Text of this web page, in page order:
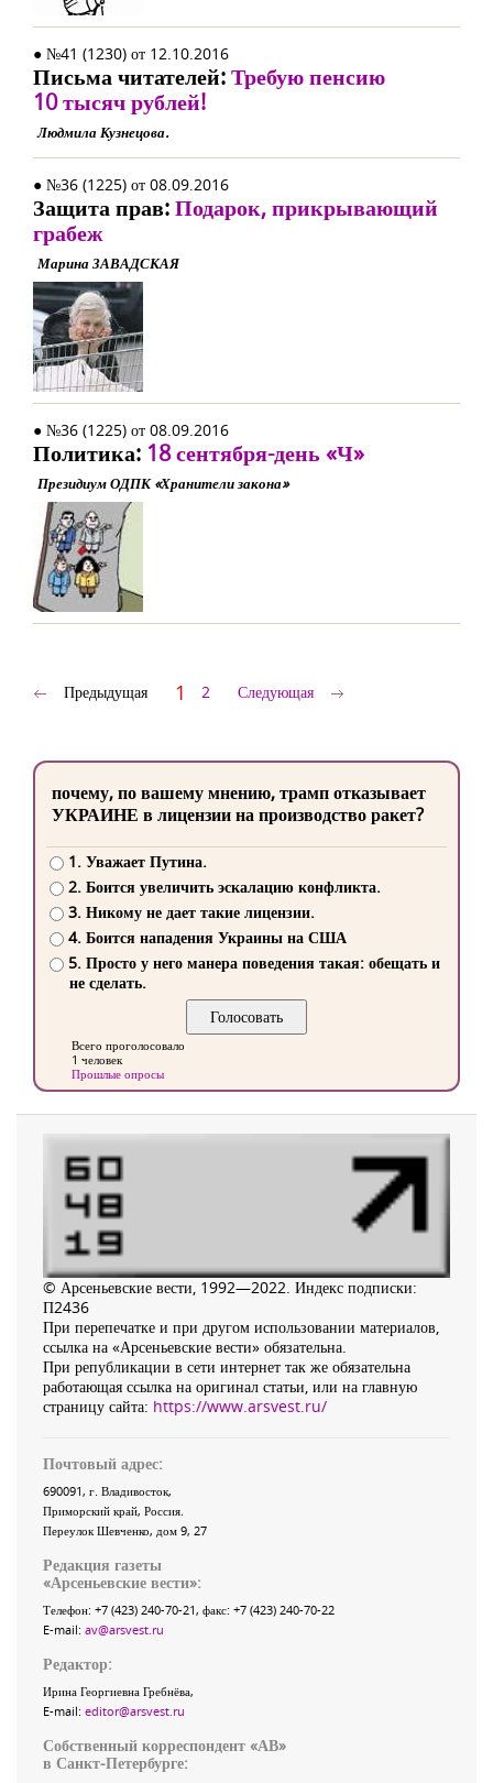
● №41 (1230) от 12.10.2016
Письма читателей:Требую пенсию
10 тысяч рублей!
Людмила Кузнецова.
● №36 (1225) от 08.09.2016
Защита прав:Подарок, прикрывающий
грабеж
Марина ЗАВАДСКАЯ
● №36 (1225) от 08.09.2016
Политика: 18 сентября-день «Ч»
Президиум ОДПК «Хранители закона»
Предыдущая 1 2 Следующая
почему, по вашему мнению, трамп отказывает
УКРАИНЕ в лицензии на производство ракет?
1. Уважает Путина.
2. Боится увеличить эскалацию конфликта.
3. Никому не дает такие лицензии.
4. Боится нападения Украины на США
5. Просто у него манера поведения такая: обещать и
не сделать.
Всего проголосовало
1 человек
Прошлые опросы
© Арсеньевские вести, 1992—2022. Индекс подписки:
П2436
При перепечатке и при другом использовании материалов,
ссылка на «Арсеньевские вести» обязательна.
При републикации в сети интернет так же обязательна
работающая ссылка на оригинал статьи, или на главную
страницу сайта: https://www.arsvest.ru/
Почтовый адрес:
690091, г. Владивосток,
Приморский край, Россия
Переулок Шевченко, дом 9, 27
Редакция газеты
«Арсеньевские вести»:
Телефон: +7 (423) 240-70-21, факс: +7 (423) 240-70-22
E-mail: av@arsvest.ru
Редактор:
Ирина Георгиевна Гребнёва,
E-mail: editor@arsvest.ru
Собственный корреспондент «АВ»
в Санкт-Петербурге: